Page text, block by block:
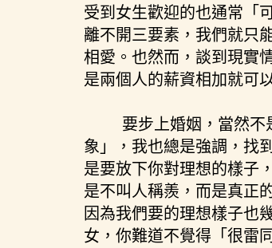
受到女生歡迎的也通常「
離不開三要素，我們就只
相愛。也然而，談到現實
是兩個人的薪資相加就可
要步上婚姻，當然
象」，我也總是強調，找
是要放下你對理想的樣子
是不叫人稱羨，而是真正
因為我們要的理想樣子也
女，你難道不覺得「很雷